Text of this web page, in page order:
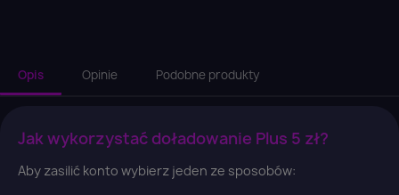
Opis Opinie Podobne produkty
Jak wykorzystać doładowanie Plus 5 zł?
Aby zasilić konto wybierz jeden ze sposobów: